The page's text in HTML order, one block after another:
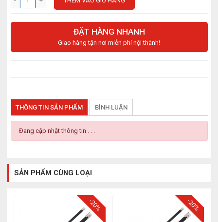
ĐẶT HÀNG NHANH
Giao hàng tận nơi miễn phí nội thành!
THÔNG TIN SẢN PHẨM BÌNH LUẬN
Đang cập nhật thông tin . . .
SẢN PHẨM CÙNG LOẠI
-20% -20%